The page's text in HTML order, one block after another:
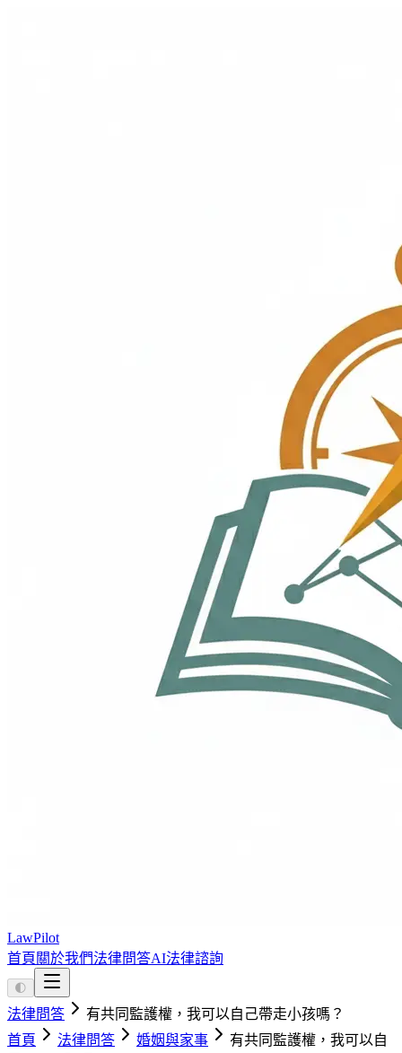
LawPilot
首頁 關於我們法律問答AI法律諮詢
🌓
法律問答
有共同監護權，我可以自己帶走小孩嗎？
首頁
法律問答 婚姻與家事
有共同監護權，我可以自